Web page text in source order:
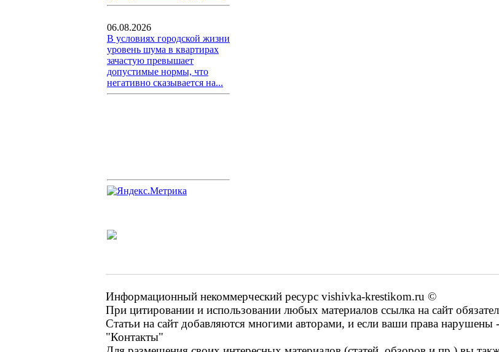
06.08.2026
В условиях городской жизни
уровень шума в квартирах
зачастую превышает
допустимые нормы, что
негативно сказывается на...
Информационный некоммерческий ресурс vishivka-krestikom.ru ©
При цитировании и использовании любых материалов ссылка на сайт
Статьи на сайт добавляются многими авторами, и если ваши права нарушены
"Контакты"